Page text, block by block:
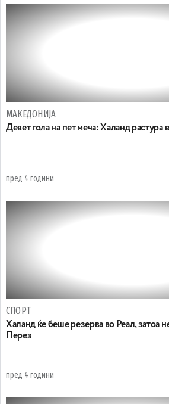
МАКЕДОНИЈА
Девет гола на пет меча: Халанд растура
пред 4 години
СПОРТ
Халанд ќе беше резерва во Реал, затоа
Перез
пред 4 години